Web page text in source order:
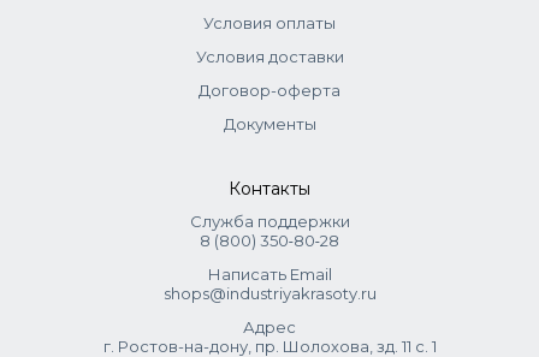
Условия оплаты
Условия доставки
Договор-оферта
Документы
Контакты
Служба поддержки
8 (800) 350‑80‑28
Написать Email
shops@industriyakrasoty.ru
Адрес
г. Ростов-на-дону, пр. Шолохова, зд. 11 с. 1